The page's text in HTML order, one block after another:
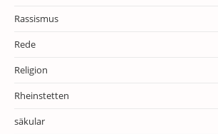
Rassismus
Rede
Religion
Rheinstetten
säkular